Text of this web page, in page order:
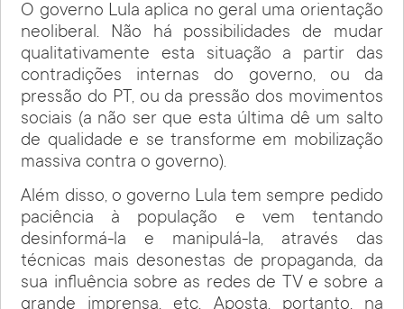
O governo Lula aplica no geral uma orientação
neoliberal. Não há possibilidades de mudar
qualitativamente esta situação a partir das
contradições internas do governo, ou da
pressão do PT, ou da pressão dos movimentos
sociais (a não ser que esta última dê um salto
de qualidade e se transforme em mobilização
massiva contra o governo).
Além disso, o governo Lula tem sempre pedido
paciência à população e vem tentando
desinformá-la e manipulá-la, através das
técnicas mais desonestas de propaganda, da
sua influência sobre as redes de TV e sobre a